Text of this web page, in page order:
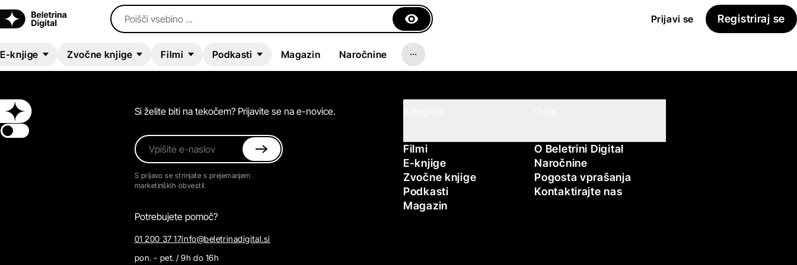
Poišči vsebino ... Prijavi se Registriraj se
E-knjige Zvočne knjige Filmi Podkasti Magazin Naročnine
Switch theme
Filmi
E-knjige
Zvočne knjige
Podkasti
Magazin
O Beletrini Digital
Naročnine
Pogosta vprašanja
Kontaktirajte nas
Si želite biti na tekočem? Prijavite se na e-novice.
Vpišite e-naslov
S prijavo se strinjate s prejemanjem
marketinških obvestil.
Potrebujete pomoč?
01 200 37 17info@beletrinadigital.si
pon. - pet. / 9h do 16h